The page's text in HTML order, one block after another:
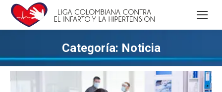
Categoría: Noticia